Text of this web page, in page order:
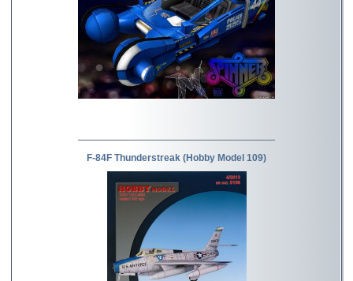
F-84F Thunderstreak (Hobby Model 109)